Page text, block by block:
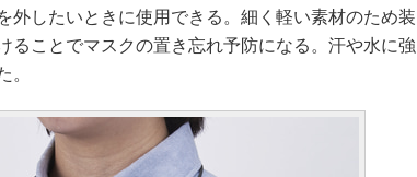
したいときに使用できる。細く軽い素材のため装
ることでマスクの置き忘れ予防になる。汗や水に強
。